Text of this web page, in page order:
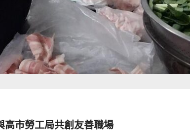
市勞工局共創友善職場